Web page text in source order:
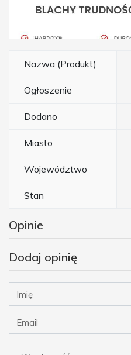
Nazwa (Produkt)
Ogłoszenie
Dodano
Miasto
Województwo
Stan
Opinie
Dodaj opinię